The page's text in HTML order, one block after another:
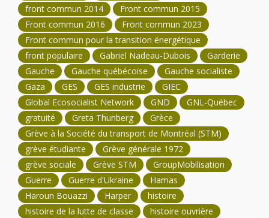
front commun 2014
Front commun 2015
Front commun 2016
Front commun 2023
Front commun pour la transition énergétique
front populaire
Gabriel Nadeau-Dubois
Garderie
Gauche
Gauche québécoise
Gauche socialiste
Gaza
GES GES industrie
GIEC
Global Ecosocialist Network
GND
GNL-Québec
gratuité
Greta Thunberg
Grèce
Grève à la Société du transport de Montréal (STM)
grève étudiante
Grève générale 1972
grève sociale
Grève STM
GroupMobilisation
Guerre
Guerre d'Ukraine
Hamas
Haroun Bouazzi
Harper
histoire
histoire de la lutte de classe
histoire ouvrière